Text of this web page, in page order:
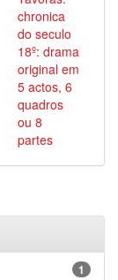
chronica
do seculo
18º: drama
original em
5 actos, 6
quadros
ou 8
partes
1